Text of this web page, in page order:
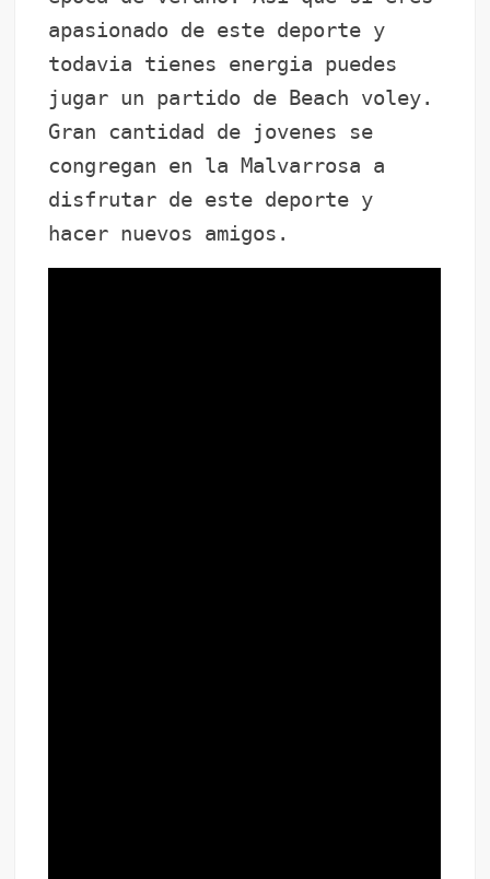
apasionado de este deporte y
todavia tienes energia puedes
jugar un partido de Beach voley.
Gran cantidad de jovenes se
congregan en la Malvarrosa a
disfrutar de este deporte y
hacer nuevos amigos.